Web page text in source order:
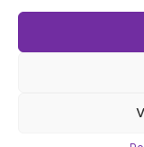
Derrière chaque
Chaque humain
les compétences
ou moins car il
Chaque CSD a